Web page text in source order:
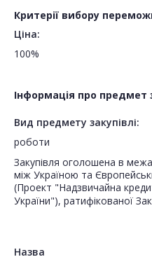
Критерії вибору
Ціна:
100%
Інформація про предмет
Вид предмету закупівлі:
роботи
Закупівля оголошена в
між Україною та
(Проект "Надзвичайна
України"), ратифікованої
Назва